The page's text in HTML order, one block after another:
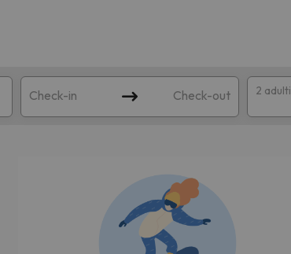
Check-in Check-out 2 adulti